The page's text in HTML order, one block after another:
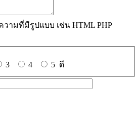
ามที่มีรูปแบบ เช่น HTML PHP
3 4 5 ดี